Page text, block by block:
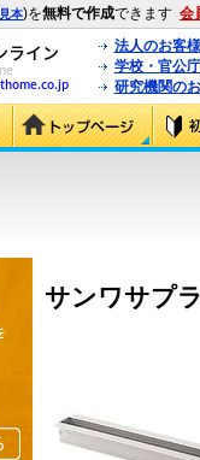
見本)を無料で作成できます 会
法人のお客
学校・官公
研究機関の
サンワサプ